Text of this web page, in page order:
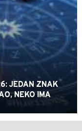
JEDAN ZNAK
NEKO IMA